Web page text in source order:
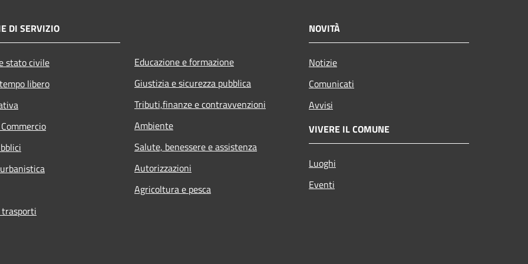
DI SERVIZIO
stato civile
libero
Educazione e formazione
Giustizia e sicurezza pubblica
Tributi,finanze e contravvenzioni
Ambiente
Salute, benessere e assistenza
Autorizzazioni
Agricoltura e pesca
NOVITÀ
Notizie
Comunicati
Avvisi
VIVERE IL COMUNE
Luoghi
Eventi